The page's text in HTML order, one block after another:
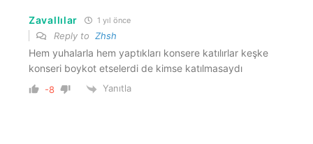
Zavallılar 1 yıl önce
Reply to Zhsh
Hem yuhalarla hem yaptıkları konsere katılırlar keşke
konseri boykot etselerdi de kimse katılmasaydı
-8 Yanıtla